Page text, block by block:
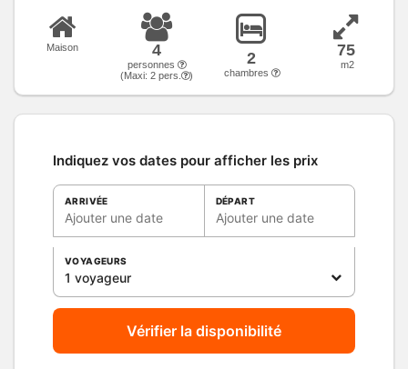
Maison 4
personnes
(Maxi: 2 pers. )
2
chambres
75
m2
Indiquez vos dates pour afficher les prix
ARRIVÉE
Ajouter une date
DÉPART
Ajouter une date
VOYAGEURS
1 voyageur
Vérifier la disponibilité